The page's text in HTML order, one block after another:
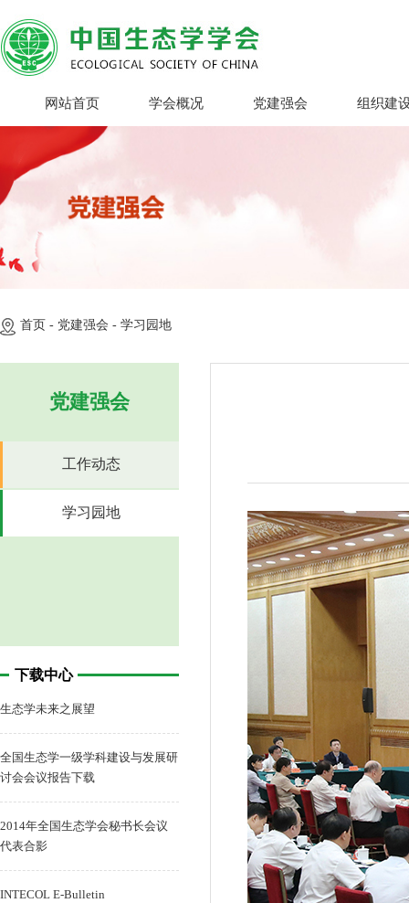
网站首页 学会概况 党建强会 组织建
首页 - 党建强会 - 学习园地
党建强会
工作动态
学习园地
下载中心
生态学未来之展望
全国生态学一级学科建设与发展研
讨会会议报告下载
2014年全国生态学会秘书长会议
代表合影
INTECOL E-Bulletin